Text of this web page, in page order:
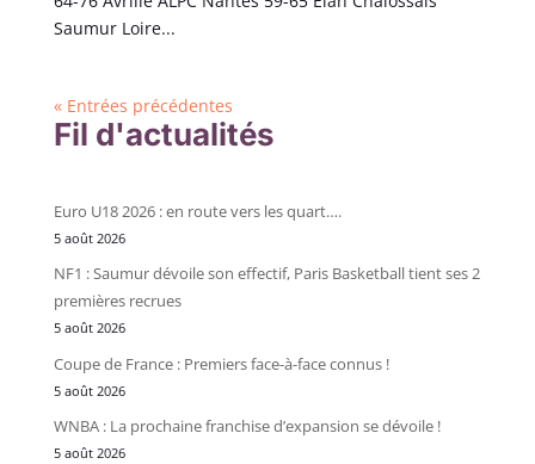
Saumur Loire...
« Entrées précédentes
Fil d'actualités
Euro U18 2026 : en route vers les quart….
5 août 2026
NF1 : Saumur dévoile son effectif, Paris Basketball tient ses 2
premières recrues
5 août 2026
Coupe de France : Premiers face-à-face connus !
5 août 2026
WNBA : La prochaine franchise d’expansion se dévoile !
5 août 2026